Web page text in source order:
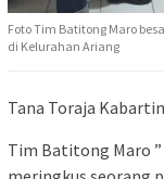
Foto Tim Batitong Maro
di Kelurahan Ariang
Tana Toraja
Tim Batitong Maro